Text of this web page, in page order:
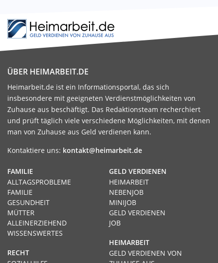
ÜBER HEIMARBEIT.DE
Heimarbeit.de ist ein Informationsportal, das sich
insbesondere mit geeigneten Verdienstmöglichkeiten von
Zuhause aus beschäftigt. Das Redaktionsteam recherchiert
und prüft täglich viele verschiedene Möglichkeiten, mit denen
man von Zuhause aus Geld verdienen kann.
Kontaktiere uns: kontakt@heimarbeit.de
GELD VERDIENEN
HEIMARBEIT
NEBENJOB
MINIJOB
GELD VERDIENEN
JOB
HEIMARBEIT
GELD VERDIENEN VON
FAMILIE
ALLTAGSPROBLEME
FAMILIE
GESUNDHEIT
MÜTTER
ALLEINERZIEHEND
WISSENSWERTES
RECHT